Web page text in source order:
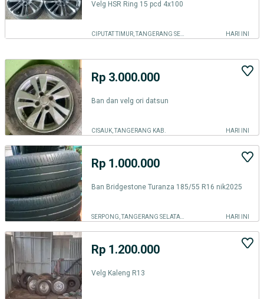
Velg HSR Ring 15 pcd 4x100
HARI INI
Rp 3.000.000
Ban dan velg ori datsun
CISAUK, TANGERANG KAB. HARI INI
Rp 1.000.000
Ban Bridgestone Turanza 185/55 R16 nik2025
HARI INI
Rp 1.200.000
Velg Kaleng R13